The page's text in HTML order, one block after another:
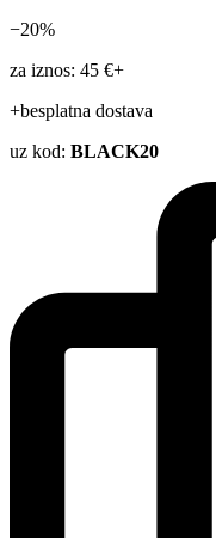
−20%
za iznos: 45 €+
+besplatna dostava
uz kod: BLACK20